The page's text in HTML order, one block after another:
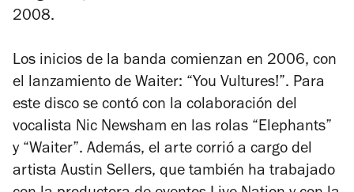
2008.
Los inicios de la banda comienzan en 2006, con
el lanzamiento de Waiter: “You Vultures!”. Para
este disco se contó con la colaboración del
vocalista Nic Newsham en las rolas “Elephants”
y “Waiter”. Además, el arte corrió a cargo del
artista Austin Sellers, que también ha trabajado